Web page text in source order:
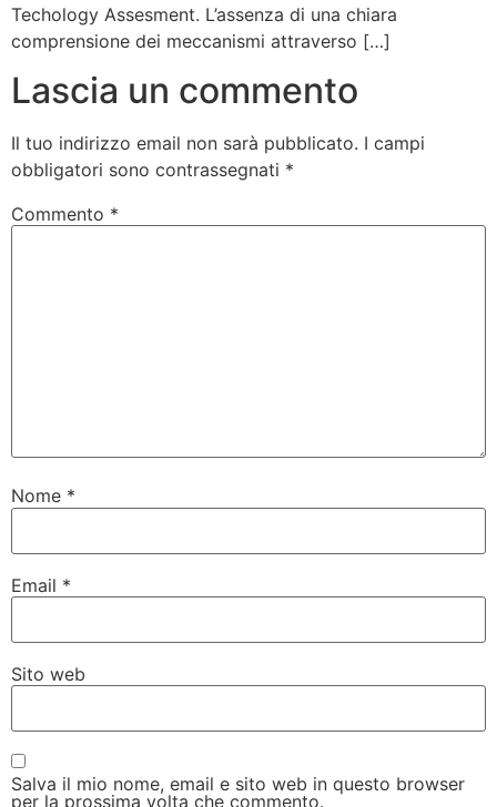
Fondazione CERM – Idee
Techology Assesment. L’assenza di una chiara
comprensione dei meccanismi attraverso […]
Lascia un commento
Il tuo indirizzo email non sarà pubblicato. I campi
obbligatori sono contrassegnati *
Commento *
Nome *
Email *
Sito web
Salva il mio nome, email e sito web in questo browser
per la prossima volta che commento.